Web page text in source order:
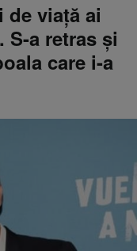
viață ai
a retras și
care i-a